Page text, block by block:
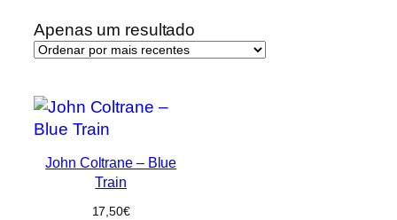
Apenas um resultado
John Coltrane – Blue
Train
17,50€